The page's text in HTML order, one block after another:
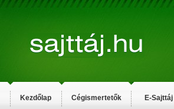
Kezdőlap Cégismertetők E-Sajttáj